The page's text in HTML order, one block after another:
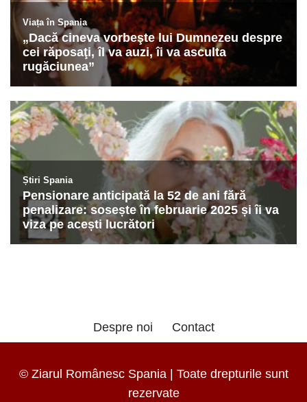
Despre noi Contact
© Ziarul Românesc Spania | Toate drepturile sunt
rezervate